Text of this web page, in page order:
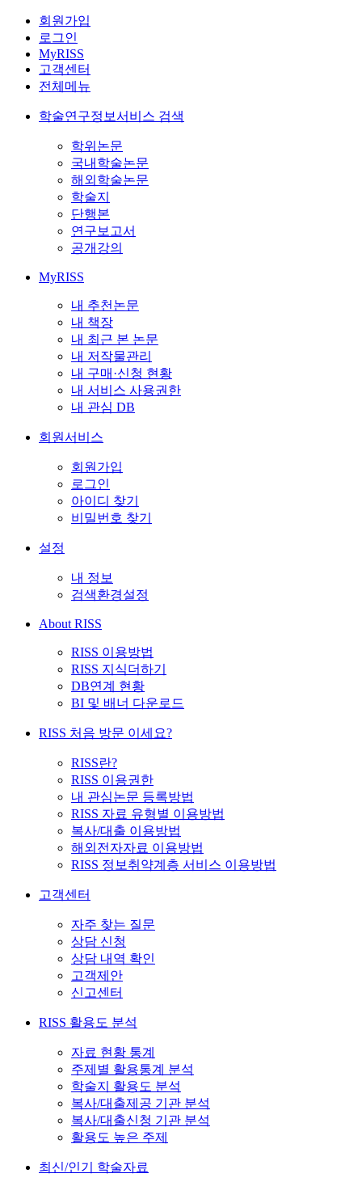
회원가입
로그인
MyRISS
고객센터
전체메뉴
학술연구정보서비스 검색
학위논문
국내학술논문
해외학술논문
학술지
단행본
연구보고서
공개강의
MyRISS
내 추천논문
내 책장
내 최근 본 논문
내 저작물관리
내 구매·신청 현황
내 서비스 사용권한
내 관심 DB
회원서비스
회원가입
로그인
아이디 찾기
비밀번호 찾기
설정
내 정보
검색환경설정
About RISS
RISS 이용방법
RISS 지식더하기
DB연계 현황
BI 및 배너 다운로드
RISS 처음 방문 이세요?
RISS란?
RISS 이용권한
내 관심논문 등록방법
RISS 자료 유형별 이용방법
복사/대출 이용방법
해외전자자료 이용방법
RISS 정보취약계층 서비스 이용방법
고객센터
자주 찾는 질문
상담 신청
상담 내역 확인
고객제안
신고센터
RISS 활용도 분석
자료 현황 통계
주제별 활용통계 분석
학술지 활용도 분석
복사/대출제공 기관 분석
복사/대출신청 기관 분석
활용도 높은 주제
최신/인기 학술자료